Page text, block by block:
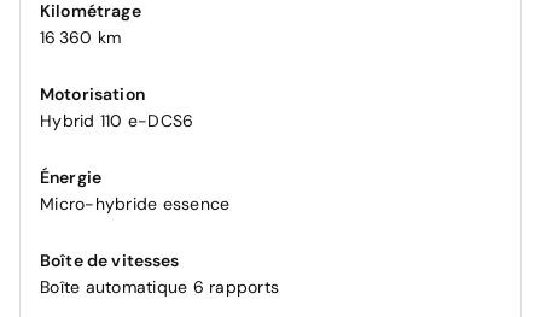
Kilométrage
16 360 km
Motorisation
Hybrid 110 e-DCS6
Énergie
Micro-hybride essence
Boîte de vitesses
Boîte automatique 6 rapports